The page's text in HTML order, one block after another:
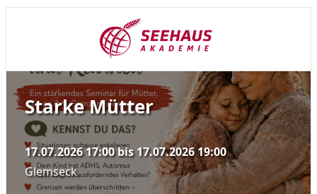
Starke Mütter
17.07.2026 17:00bis17.07.2026 19:00
Glemseck